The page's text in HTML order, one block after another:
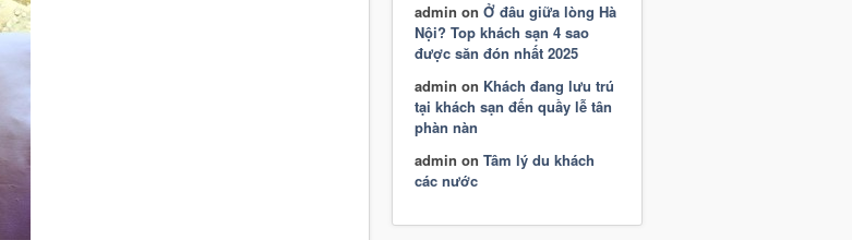
admin on Ở đâu giữa lòng Hà
Nội? Top khách sạn 4 sao
được săn đón nhất 2025
admin on Khách đang lưu trú
tại khách sạn đến quầy lễ tân
phàn nàn
admin on Tâm lý du khách
các nước